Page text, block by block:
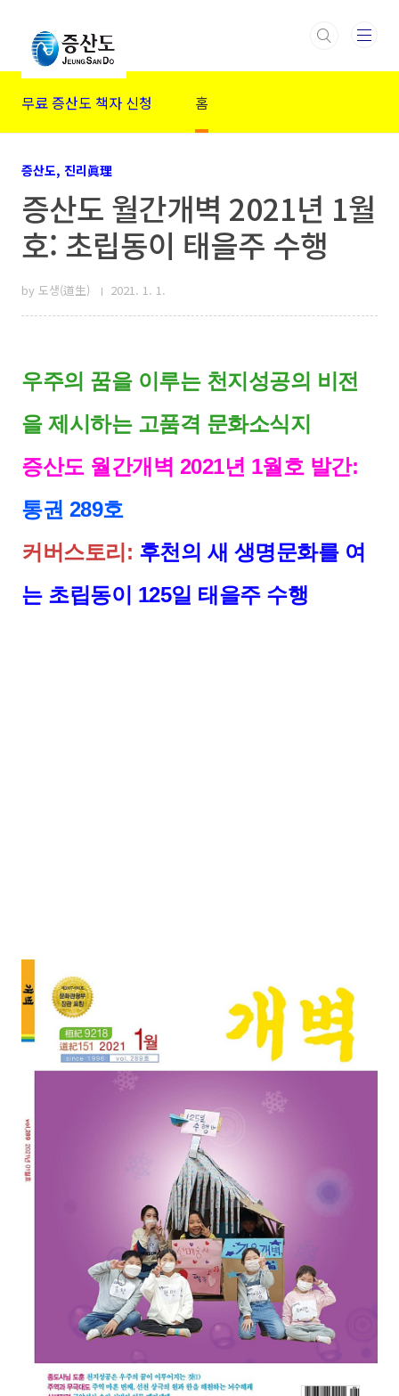
무료 증산도 책자 신청 홈
증산도, 진리眞理
증산도 월간개벽 2021년 1월
호: 초립동이 태을주 수행
by 도생(道生) 2021. 1. 1.
우주의 꿈을 이루는 천지성공의 비전
을 제시하는 고품격 문화소식지
증산도 월간개벽 2021년 1월호 발간:
통권 289호
커버스토리: 후천의 새 생명문화를 여
는 초립동이 125일 태을주 수행